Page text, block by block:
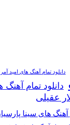
دانلود تمام آهنگ های امید
دانلود تمام
عقیلی
آهنگ های سینا